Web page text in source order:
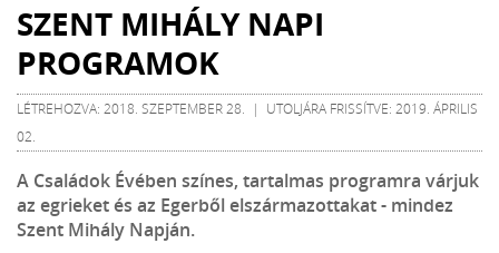
SZENT MIHÁLY NAPI
PROGRAMOK
LÉTREHOZVA: 2018. SZEPTEMBER 28. | UTOLJÁRA FRISSÍTVE: 2019. ÁPRILIS
02.
A Családok Évében színes, tartalmas programra várjuk
az egrieket és az Egerből elszármazottakat - mindez
Szent Mihály Napján.